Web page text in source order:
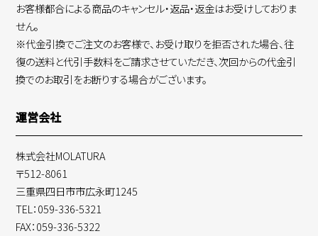
お客様都合による商品のキャンセル・返品・返金はお受けしておりま
せん。
※代金引換でご注文のお客様で、お受け取りを拒否された場合、往
復の送料と代引手数料をご請求させていただき、次回からの代金引
換でのお取引をお断りする場合がございます。
運営会社
株式会社MOLATURA
〒512-8061
三重県四日市市広永町1245
TEL：059-336-5321
FAX：059-336-5322